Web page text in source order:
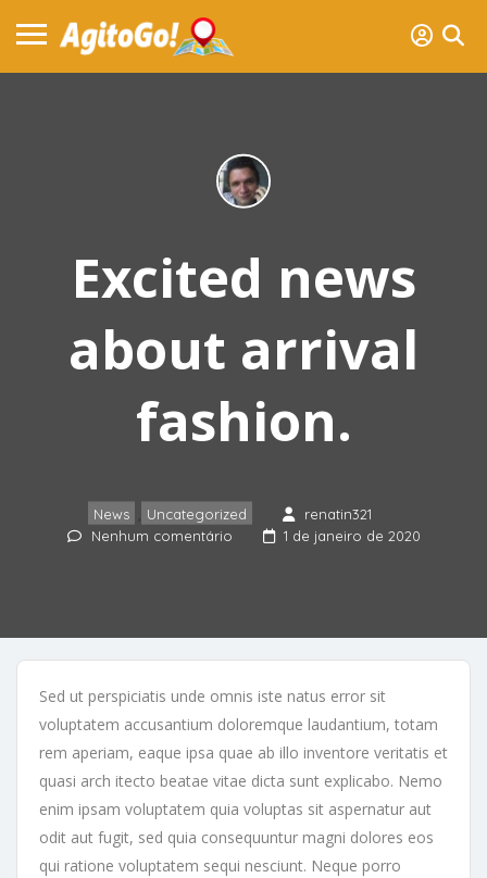
Excited news
about arrival
fashion.
News Uncategorized
renatin321
Nenhum comentário
1 de janeiro de 2020
Sed ut perspiciatis unde omnis iste natus error sit
voluptatem accusantium doloremque laudantium, totam
rem aperiam, eaque ipsa quae ab illo inventore veritatis et
quasi arch itecto beatae vitae dicta sunt explicabo. Nemo
enim ipsam voluptatem quia voluptas sit aspernatur aut
odit aut fugit, sed quia consequuntur magni dolores eos
qui ratione voluptatem sequi nesciunt. Neque porro